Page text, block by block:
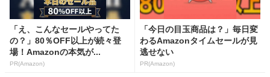
「え、こんなセールやってた
の？」80％OFF以上が続々登
場！Amazonの本気が...
PR(Amazon)
「今日の目玉商品は？」毎日変
わるAmazonタイムセールが見
逃せない
PR(Amazon)